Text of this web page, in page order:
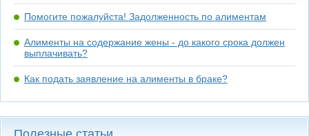
Помогите пожалуйста! Задолженность по алиментам
Алименты на содержание жены - до какого срока должен
выплачивать?
Как подать заявление на алименты в браке?